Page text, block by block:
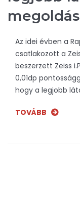
Az idei évben a
csatlakozott a
beszerzett Zeiss
0,01dp
hogy a legjobb
TOVÁBB